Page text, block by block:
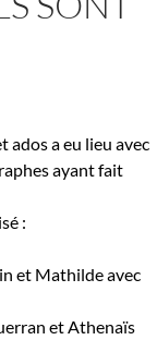
a eu lieu avec
ayant fait
:
et Mathilde avec
et Athenaïs